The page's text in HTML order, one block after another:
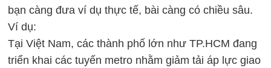
bạn càng đưa ví dụ thực tế, bài càng có chiều sâu.
Ví dụ:
Tại Việt Nam, các thành phố lớn như TP.HCM đang
triển khai các tuyến metro nhằm giảm tải áp lực giao